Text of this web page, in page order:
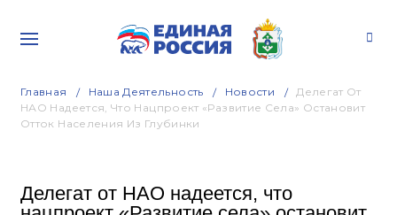
Главная Наша Деятельность Новости
Делегат От
НАО Надеется, Что Нацпроект «Развитие Села» Остановит
Отток Населения Из Глубинки
Делегат от НАО надеется, что